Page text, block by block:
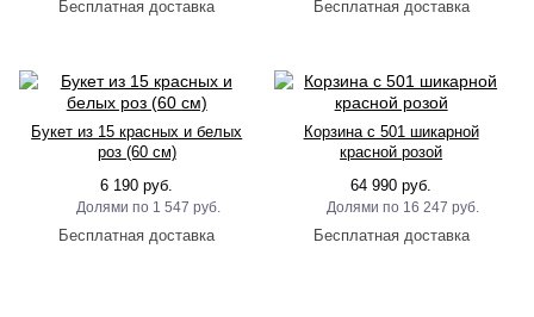
Букет из 15 красных и белых
роз (60 см)
6 190 руб.
1 547 руб.
Корзина с 501 шикарной
красной розой
64 990 руб.
16 247 руб.